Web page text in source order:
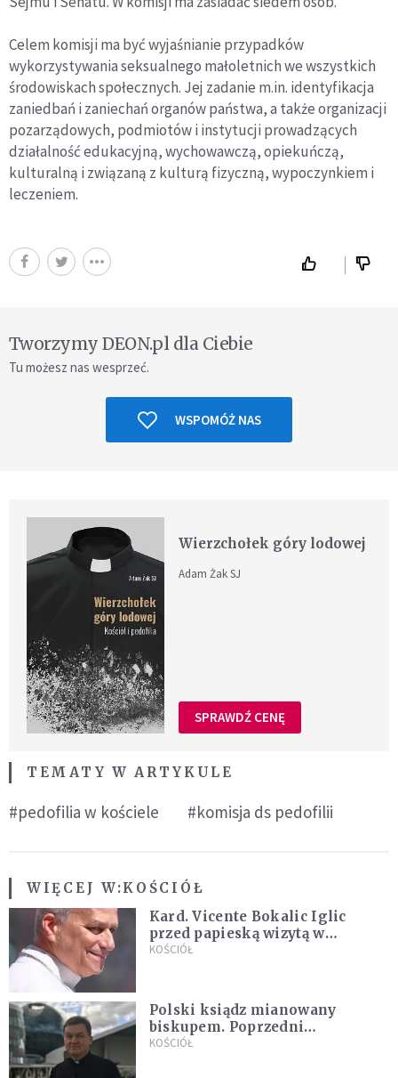
Celem komisji ma być wyjaśnianie przypadków
wykorzystywania seksualnego małoletnich we wszystkich
środowiskach społecznych. Jej zadanie m.in. identyfikacja
zaniedbań i zaniechań organów państwa, a także organizacji
pozarządowych, podmiotów i instytucji prowadzących
działalność edukacyjną, wychowawczą, opiekuńczą,
kulturalną i związaną z kulturą fizyczną, wypoczynkiem i
leczeniem.
Tworzymy DEON.pl dla Ciebie
Tu możesz nas wesprzeć.
WSPOMÓŻ NAS
Wierzchołek góry lodowej
Adam Żak SJ
SPRAWDŹ CENĘ
TEMATY W ARTYKULE
#pedofilia w kościele #komisja ds pedofilii
WIĘCEJ W:KOŚCIÓŁ
Kard. Vicente Bokalic Iglic
przed papieską wizytą w
Argentynie: Nasz pokorny lud
KOŚCIÓŁ
Polski ksiądz mianowany
biskupem. Poprzedni
ordynariusz zrezygnował
KOŚCIÓŁ